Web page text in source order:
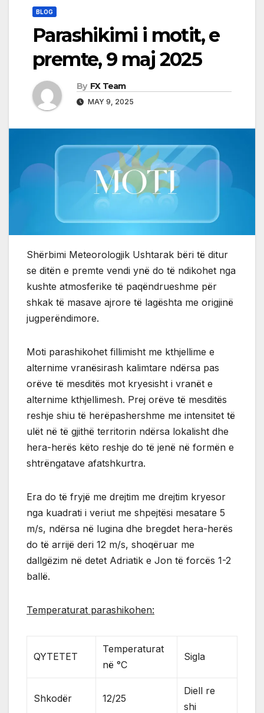
BLOG
Parashikimi i motit, e
premte, 9 maj 2025
By FX Team
MAY 9, 2025
Shërbimi Meteorologjik Ushtarak bëri të ditur
se ditën e premte vendi ynë do të ndikohet nga
kushte atmosferike të paqëndrueshme për
shkak të masave ajrore të lagështa me origjinë
jugperëndimore.
Moti parashikohet fillimisht me kthjellime e
alternime vranësirash kalimtare ndërsa pas
orëve të mesditës mot kryesisht i vranët e
alternime kthjellimesh. Prej orëve të mesditës
reshje shiu të herëpashershme me intensitet të
ulët në të gjithë territorin ndërsa lokalisht dhe
hera-herës këto reshje do të jenë në formën e
shtrëngatave afatshkurtra.
Era do të fryjë me drejtim me drejtim kryesor
nga kuadrati i veriut me shpejtësi mesatare 5
m/s, ndërsa në lugina dhe bregdet hera-herës
do të arrijë deri 12 m/s, shoqëruar me
dallgëzim në detet Adriatik e Jon të forcës 1-2
ballë.
Temperaturat parashikohen:
QYTETET
Temperaturat
në °C
Sigla
Shkodër 12/25
Diell re
shi